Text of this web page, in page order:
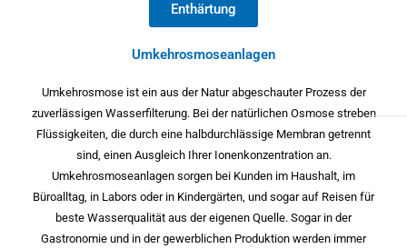
Enthärtung
Umkehrosmoseanlagen
Umkehrosmose ist ein aus der Natur abgeschauter Prozess der
zuverlässigen Wasserfilterung. Bei der natürlichen Osmose streben
Flüssigkeiten, die durch eine halbdurchlässige Membran getrennt
sind, einen Ausgleich Ihrer Ionenkonzentration an.
Umkehrosmoseanlagen sorgen bei Kunden im Haushalt, im
Büroalltag, in Labors oder in Kindergärten, und sogar auf Reisen für
beste Wasserqualität aus der eigenen Quelle. Sogar in der
Gastronomie und in der gewerblichen Produktion werden immer